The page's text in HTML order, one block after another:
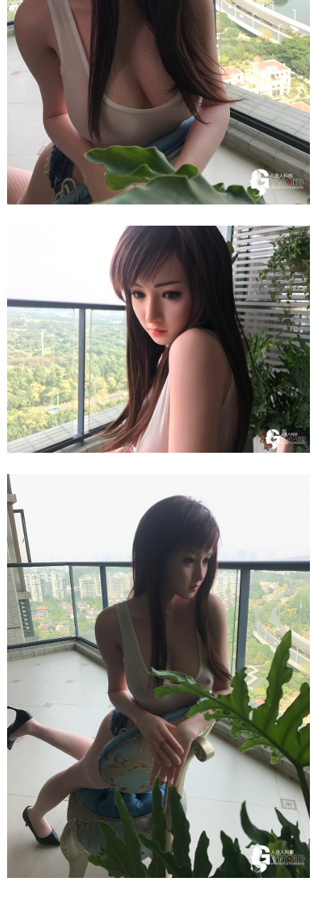
Rũ
Siêu
Thật
-
Nữ
Thần
Nhật
Bản
Quyến
Rũ
Tình
Dục
165cm
Siêu
Thật
-
Nữ
Thần
Nhật
Bản
Quyến